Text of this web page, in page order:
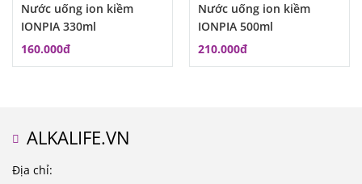
Nước uống ion kiềm
IONPIA 330ml
160.000đ
Nước uống ion kiềm
IONPIA 500ml
210.000đ
ALKALIFE.VN
Địa chỉ: